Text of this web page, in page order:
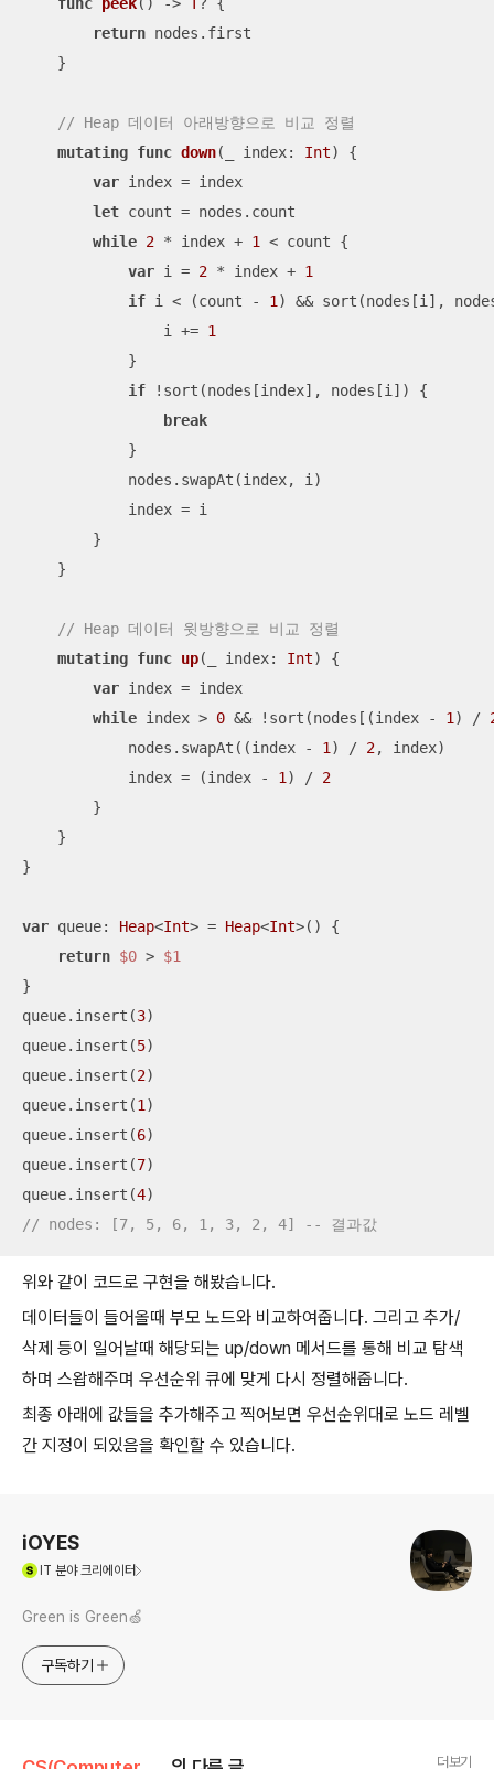
return nodes.first
    }
// Heap 데이터 아래방향으로 비교 정렬
mutating func down( index: Int)
{
var index = index
let count = nodes.count
while 2 * index + 1 < count {
var i = 2 * index + 1
if i < (count - 1 ) && sort(nodes[i],
                i
+= 1
            }
if
! sort(nodes[index], nodes[i]) {
break
            }
            nodes.swapAt(index, i)
            index
= i
        }
    }
// Heap 데이터 윗방향으로 비교 정렬
mutating func up( index: Int)
{
var index = index
while index > 0 && ! sort(nodes[(index - 1 ) /
            nodes.swapAt((index
- 1 ) / 2, index)
            index
= (index - 1 ) / 2
        }
    }
}
var queue: Heap<Int> = Heap<Int>() {
return $0 > $1
}
queue.insert(3)
queue.insert(5)
queue.insert(2)
queue.insert(1 )
queue.insert(6)
queue.insert(7)
queue.insert(4
// nodes: [7, 5, 6, 1, 3, 2, 4] -- 결과값
위와 같이 코드로 구현을 해봤습니다.
데이터들이 들어올때 부모 노드와 비교하여줍니다. 그리고 추가/
삭제 등이 일어날때 해당되는 up/down 메서드를 통해 비교 탐색
하며 스왑해주며 우선순위 큐에 맞게 다시 정렬해줍니다.
최종 아래에 값들을 추가해주고 찍어보면 우선순위대로 노드 레벨
간 지정이 되있음을 확인할 수 있습니다.
iOYES
IT 분야 크리에이터
Green is Green🍏
구독하기
더보기